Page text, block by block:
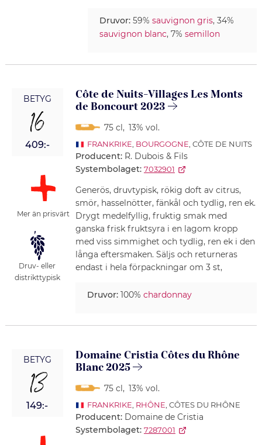
Druvor:59% sauvignon gris, 34%
sauvignon blanc, 7% semillon
BETYG
16
409:-
Mer än prisvärt
Druv- eller
distrikttypisk
Côte de Nuits-Villages Les Monts
de Boncourt 2023
75 cl, 13% vol.
FRANKRIKE, BOURGOGNE, CÔTE DE NUITS
Producent: R. Dubois & Fils
Systembolaget: 7032901
Generös, druvtypisk, rökig doft av citrus,
smör, hasselnötter, fänkål och tydlig, ren ek.
Drygt medelfyllig, fruktig smak med
ganska frisk fruktsyra i en lagom kropp
med viss simmighet och tydlig, ren ek i den
långa eftersmaken. Säljs och returneras
endast i hela förpackningar om 3 st,
Druvor:100% chardonnay
BETYG
13
149:-
Domaine Cristia Côtes du Rhône
Blanc 2025
75 cl, 13% vol.
FRANKRIKE, RHÔNE, CÔTES DU RHÔNE
Producent: Domaine de Cristia
Systembolaget: 7287001